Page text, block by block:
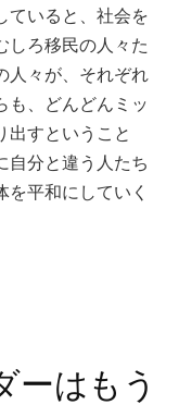
ていると、社会を
しろ移民の人々た
人々が、それぞれ
も、どんどんミッ
出すということ
自分と違う人たち
を平和にしていく
ーはもう